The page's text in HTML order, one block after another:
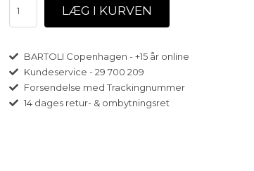
BARTOLI Copenhagen - +15 år online
Kundeservice - 29 700 209
Forsendelse med Trackingnummer
14 dages retur- & ombytningsret